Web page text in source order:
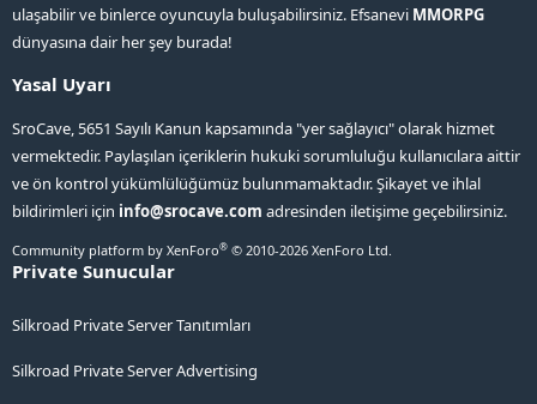
ulaşabilir ve binlerce oyuncuyla buluşabilirsiniz. Efsanevi MMORPG
dünyasına dair her şey burada!
Yasal Uyarı
SroCave, 5651 Sayılı Kanun kapsamında "yer sağlayıcı" olarak hizmet
vermektedir. Paylaşılan içeriklerin hukuki sorumluluğu kullanıcılara aittir
ve ön kontrol yükümlülüğümüz bulunmamaktadır. Şikayet ve ihlal
bildirimleri için info@srocave.com adresinden iletişime geçebilirsiniz.
Community platform by XenForo® © 2010-2026 XenForo Ltd.
Private Sunucular
Silkroad Private Server Tanıtımları
Silkroad Private Server Advertising